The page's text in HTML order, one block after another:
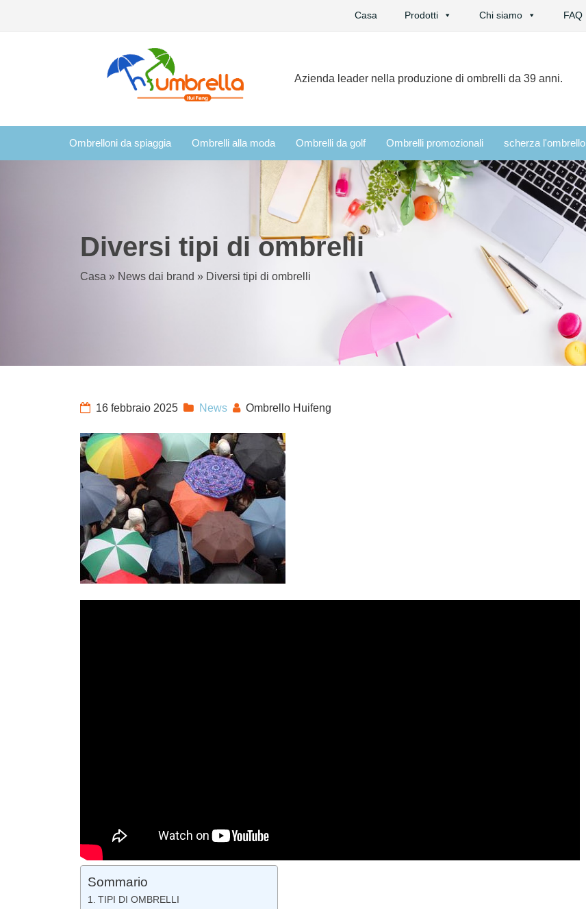
Casa Prodotti Chi siamo FAQ
Azienda leader nella produzione di ombrelli da 39 anni.
Ombrelloni da spiaggia Ombrelli alla moda Ombrelli da golf Ombrelli promozionali scherza l'ombrello
Diversi tipi di ombrelli
Casa » News dai brand » Diversi tipi di ombrelli
16 febbraio 2025 News Ombrello Huifeng
Sommario
TIPI DI OMBRELLI